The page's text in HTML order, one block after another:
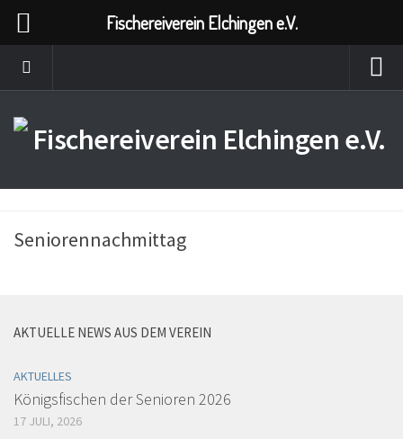
Seniorennachmittag
AKTUELLE NEWS AUS DEM VEREIN
AKTUELLES
Königsfischen der Senioren 2026
17 JULI, 2026
Fischereiverein Elchingen e.V.